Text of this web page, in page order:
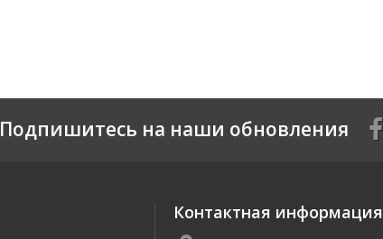
Подпишитесь на наши обновления
Контактная информация